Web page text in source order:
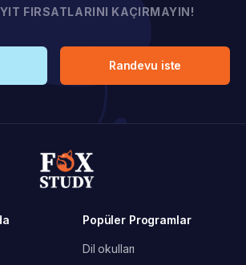
FIRSATLARINI KAÇIRMAYIN!
Randevu iste
Popüler Programlar
Dil okulları